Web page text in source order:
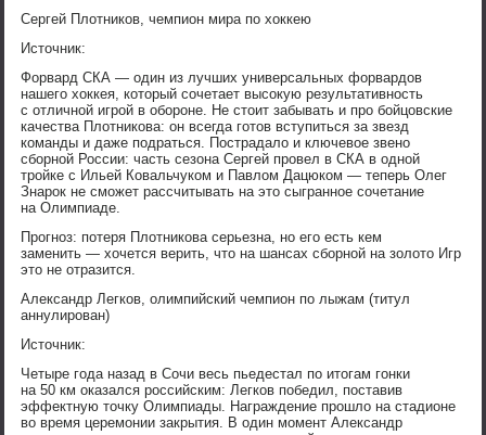
Сергей Плотников, чемпион мира по хоккею
Источник:
Форвард СКА — один из лучших универсальных форвардов
нашего хоккея, который сочетает высокую результативность
с отличной игрой в обороне. Не стоит забывать и про бойцовские
качества Плотникова: он всегда готов вступиться за звезд
команды и даже подраться. Пострадало и ключевое звено
сборной России: часть сезона Сергей провел в СКА в одной
тройке с Ильей Ковальчуком и Павлом Дацюком — теперь Олег
Знарок не сможет рассчитывать на это сыгранное сочетание
на Олимпиаде.
Прогноз: потеря Плотникова серьезна, но его есть кем
заменить — хочется верить, что на шансах сборной на золото Игр
это не отразится.
Александр Легков, олимпийский чемпион по лыжам (титул
аннулирован)
Источник:
Четыре года назад в Сочи весь пьедестал по итогам гонки
на 50 км оказался российским: Легков победил, поставив
эффектную точку Олимпиады. Награждение прошло на стадионе
во время церемонии закрытия. В один момент Александр